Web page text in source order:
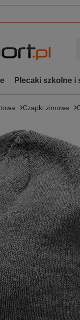
Plecaki szkolne i
Czapki zimowe